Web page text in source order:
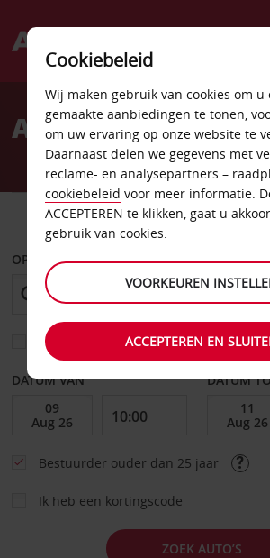
Welcome
AvisAutoverhuur in
AUTO
OPHALEN OP
Kies een ander afleverpunt
DATUM VAN DATUM
Bestuurder ouder dan 25 jaar
Ik heb een kortingscode
ZOEK AUTO’S
Cookiebeleid
Wij maken gebruik van cookies om u
gemaakte aanbiedingen te tonen,
om uw ervaring op onze website te
Daarnaast delen we gegevens met
reclame- en analysepartners –
cookiebeleid voor meer informatie.
ACCEPTEREN te klikken, gaat u
gebruik van cookies.
VOORKEUREN
ACCEPTEREN EN